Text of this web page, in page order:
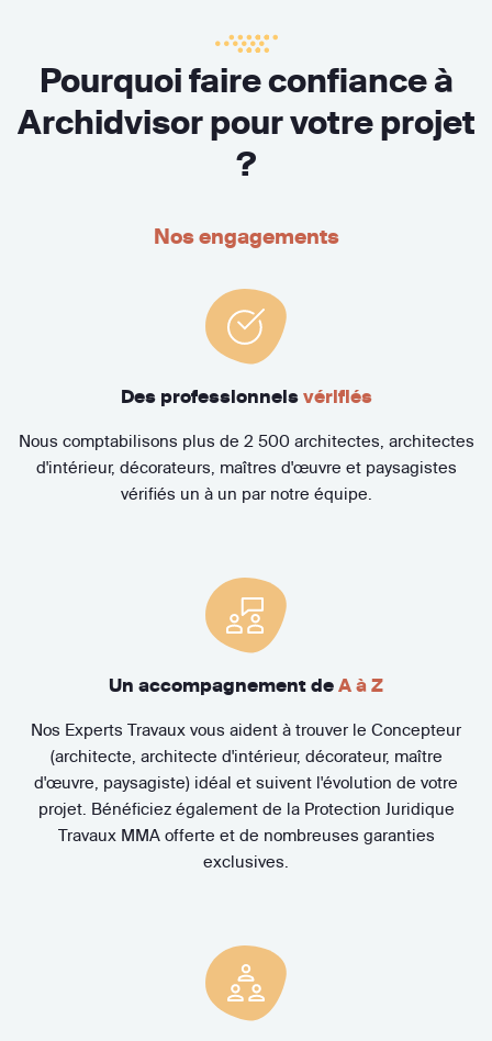
Pourquoi faire confiance à
Archidvisor pour votre projet
?
Nos engagements
Des professionnels vérifiés
Nous comptabilisons plus de 2 500 architectes, architectes
d'intérieur, décorateurs, maîtres d'œuvre et paysagistes
vérifiés un à un par notre équipe.
Un accompagnement de A à Z
Nos Experts Travaux vous aident à trouver le Concepteur
(architecte, architecte d'intérieur, décorateur, maître
d'œuvre, paysagiste) idéal et suivent l'évolution de votre
projet. Bénéficiez également de la Protection Juridique
Travaux MMA offerte et de nombreuses garanties
exclusives.